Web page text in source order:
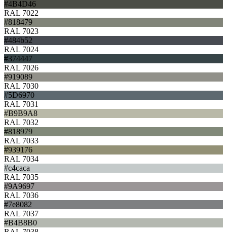
#4B4D46
RAL 7022
#818479
RAL 7023
#484b52
RAL 7024
#374447
RAL 7026
#919089
RAL 7030
#5D6970
RAL 7031
#B9B9A8
RAL 7032
#818979
RAL 7033
#939176
RAL 7034
#c4caca
RAL 7035
#9A9697
RAL 7036
#7e8082
RAL 7037
#B4B8B0